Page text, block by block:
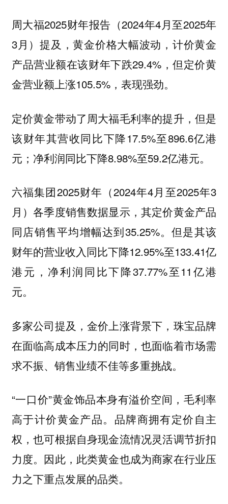
周大福2025财年报告（2024年4月至2025年
3月）提及，黄金价格大幅波动，计价黄金
产品营业额在该财年下跌29.4%，但定价黄
金营业额上涨105.5%，表现强劲。
定价黄金带动了周大福毛利率的提升，但是
该财年其营收同比下降17.5%至896.6亿港
元；净利润同比下降8.98%至59.2亿港元。
六福集团2025财年（2024年4月至2025年3
月）各季度销售数据显示，其定价黄金产品
同店销售平均增幅达到35.25%。但是其该
财年的营业收入同比下降12.95%至133.41亿
港元，净利润同比下降37.77%至11亿港
元。
多家公司提及，金价上涨背景下，珠宝品牌
在面临高成本压力的同时，也面临着市场需
求不振、销售业绩不佳等多重挑战。
“一口价”黄金饰品本身有溢价空间，毛利率
高于计价黄金产品。品牌商拥有定价自主
权，也可根据自身现金流情况灵活调节折扣
力度。因此，此类黄金也成为商家在行业压
力之下重点发展的品类。